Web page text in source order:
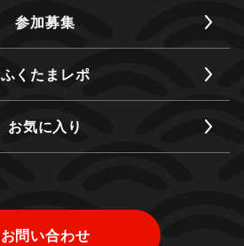
参加募集
ふくたまレポ
お気に入り
お問い合わせ